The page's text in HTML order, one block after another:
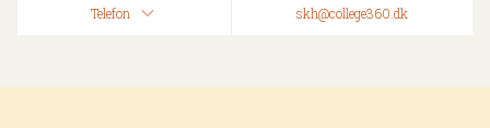
Telefon skh@college360.dk